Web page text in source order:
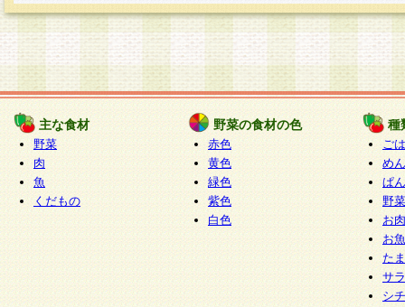
力いただく個人情報は第三者に提供しません。
○個人情報の委託について
個人情報の取り扱いを外部に委託する場合は、
情報管理基準を満たす企業を選定して委託を行
が行われるよう監督します。
○開示対象個人情報の開示等および問い合わせ窓口
本人からの求めにより、当社が本件により取得
報の利用目的の通知・開示・内容の訂正・追加
停止・消去及び第三者への提供の禁止（以下、
といいます。）に応じます。
開示等に応じる窓口は以下になります。
ぱくすく食堂個人情報お客様相談窓口 paku-
m
主な食材
野菜
肉
魚
くだもの
野菜の食材の色
赤色
黄色
緑色
紫色
白色
種
ご
めん
ぱん
野
お
お
た
サ
シ